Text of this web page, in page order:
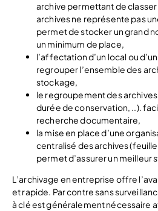
archive permettant de
archives ne représente pas
permet de stocker un grand
un minimum de place,
l’affectation d’un local ou
regrouper l’ensemble des
stockage,
le regroupement des
durée de conservation, ..).
recherche documentaire,
la mise en place d’une
centralisé des archives
permet d’assurer un meilleur
L’archivage en entreprise offre
et rapide. Par contre sans
à clé est généralement nécessaire